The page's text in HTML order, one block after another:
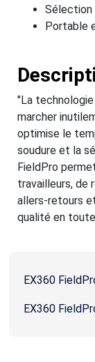
Sélection
Portable
"La
marcher
optimise le
soudure et la
FieldPro
travailleurs, de
allers-retours
qualité en
EX360
EX360